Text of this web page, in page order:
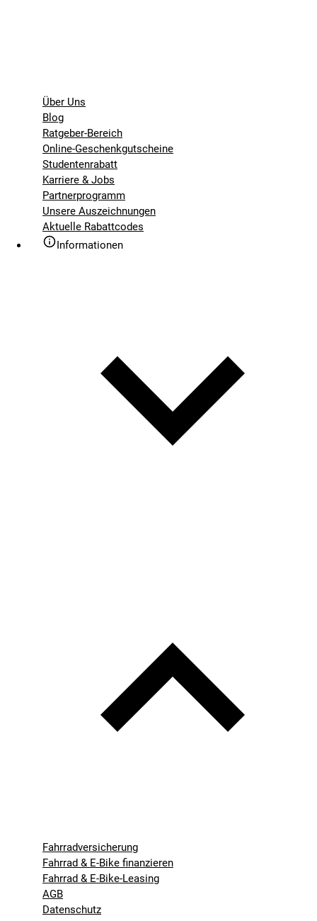
Über Uns
Blog
Ratgeber-Bereich
Online-Geschenkgutscheine
Studentenrabatt
Karriere & Jobs
Partnerprogramm
Unsere Auszeichnungen
Aktuelle Rabattcodes
Informationen
Fahrradversicherung
Fahrrad & E-Bike finanzieren
Fahrrad & E-Bike-Leasing
AGB
Datenschutz